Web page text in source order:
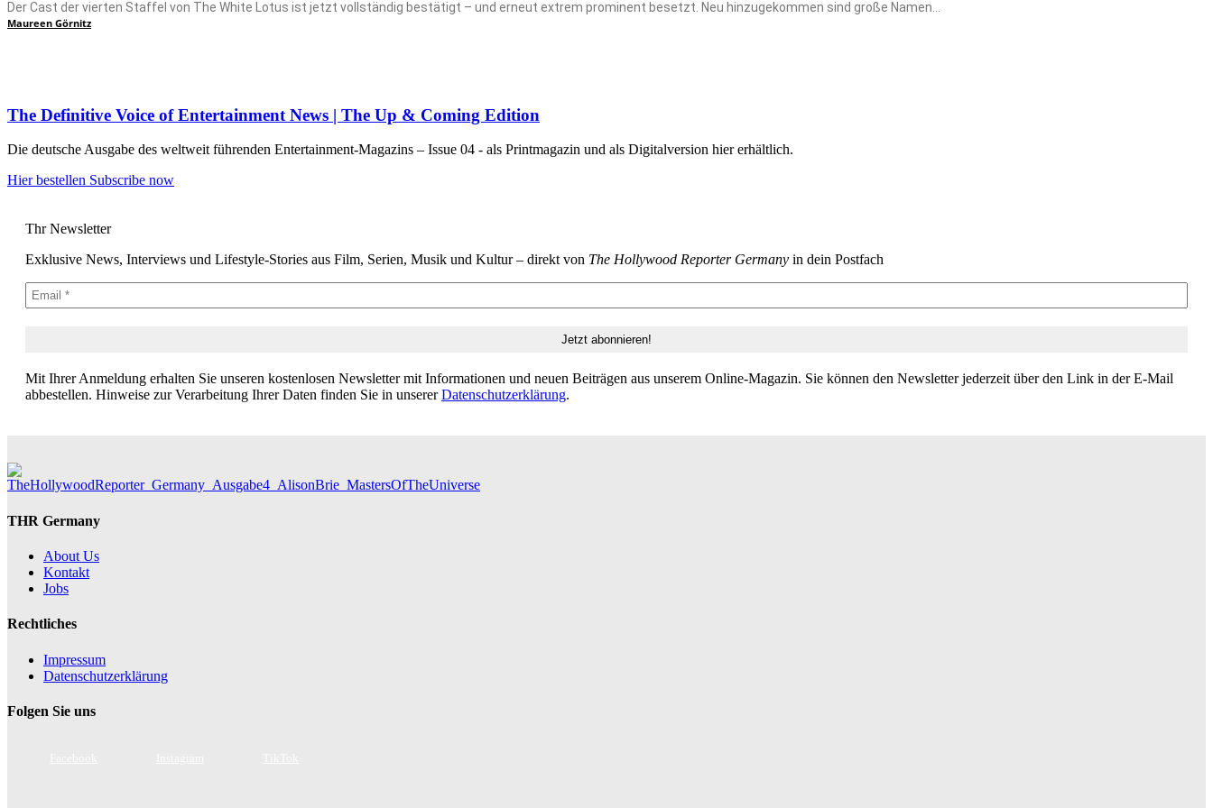
Der Cast der vierten Staffel von The White Lotus ist jetzt vollständig bestätigt – und erneut extrem prominent besetzt. Neu hinzugekommen sind große Namen...
Maureen Görnitz
The Definitive Voice of Entertainment News | The Up & Coming Edition
Die deutsche Ausgabe des weltweit führenden Entertainment-Magazins – Issue 04 - als Printmagazin und als Digitalversion hier erhältlich.
Hier bestellen Subscribe now
Thr Newsletter
Exklusive News, Interviews und Lifestyle-Stories aus Film, Serien, Musik und Kultur – direkt von The Hollywood Reporter Germany in dein Postfach
Mit Ihrer Anmeldung erhalten Sie unseren kostenlosen Newsletter mit Informationen und neuen Beiträgen aus unserem Online-Magazin. Sie können den Newsletter jederzeit über den Link in der E-Mail
abbestellen. Hinweise zur Verarbeitung Ihrer Daten finden Sie in unsererDatenschutzerklärung.
THR Germany
About Us
Kontakt
Jobs
Rechtliches
Impressum
Datenschutzerklärung
Folgen Sie uns